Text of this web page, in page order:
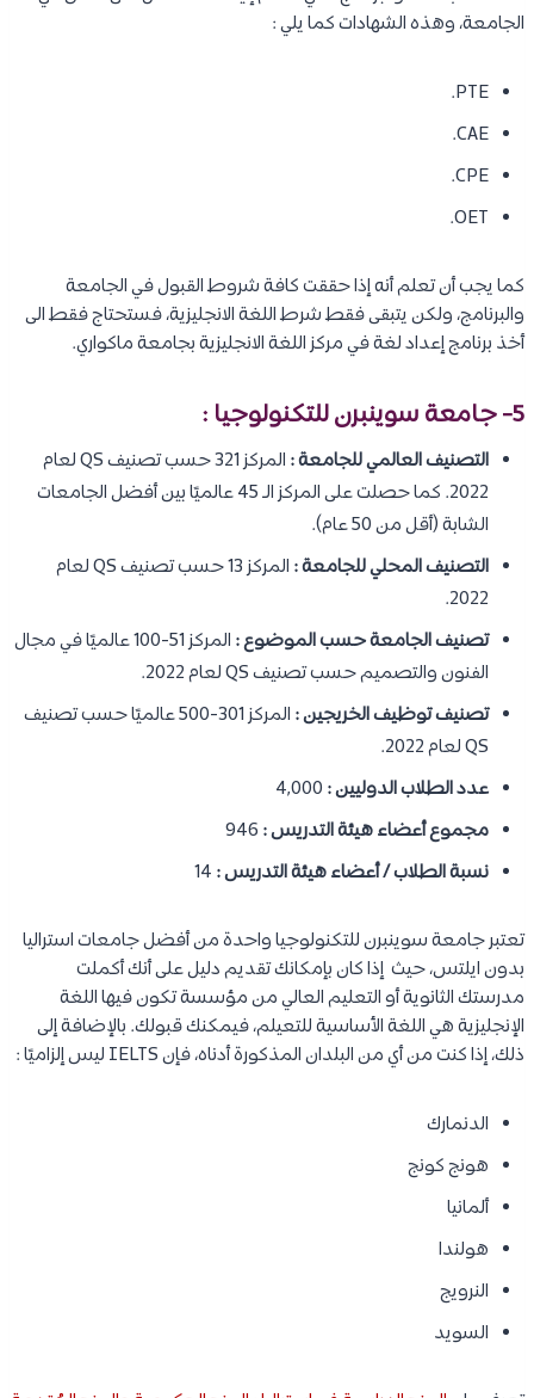
الجامعة، وهذه الشهادات كما يلي :
PTE.
CAE.
CPE.
OET.
كما يجب أن تعلم أنه إذا حققت كافة شروط القبول في الجامعة
والبرنامج، ولكن يتبقى فقط شرط اللغة الانجليزية، فستحتاج فقط الى
أخذ برنامج إعداد لغة في مركز اللغة الانجليزية بجامعة ماكواري.
5- جامعة سوينبرن للتكنولوجيا :
التصنيف العالمي للجامعة :
المركز 321 حسب تصنيف QS لعام
2022. كما حصلت على المركز الـ 45 عالميًا بين أفضل الجامعات
الشابة (أقل من 50 عام).
التصنيف المحلي للجامعة :
المركز 13 حسب تصنيف QS لعام
2022.
تصنيف الجامعة حسب الموضوع :
المركز 51-100 عالميًا في مجال
الفنون والتصميم حسب تصنيف QS لعام 2022.
تصنيف توظيف الخريجين :
المركز 301-500 عالميًا حسب تصنيف
QS لعام 2022.
عدد الطلاب الدوليين :
مجموع أعضاء هيئة التدريس :
نسبة الطلاب / أعضاء هيئة التدريس :
تعتبر جامعة سوينبرن للتكنولوجيا واحدة من أفضل جامعات استراليا
بدون ايلتس، حيث إذا كان بإمكانك تقديم دليل على أنك أكملت
مدرستك الثانوية أو التعليم العالي من مؤسسة تكون فيها اللغة
الإنجليزية هي اللغة الأساسية للتعيلم، فيمكنك قبولك. بالإضافة إلى
ذلك، إذا كنت من أي من البلدان المذكورة أدناه، فإن IELTS ليس إلزاميًا :
الدنمارك
هونج كونج
ألمانيا
هولندا
النرويج
السويد